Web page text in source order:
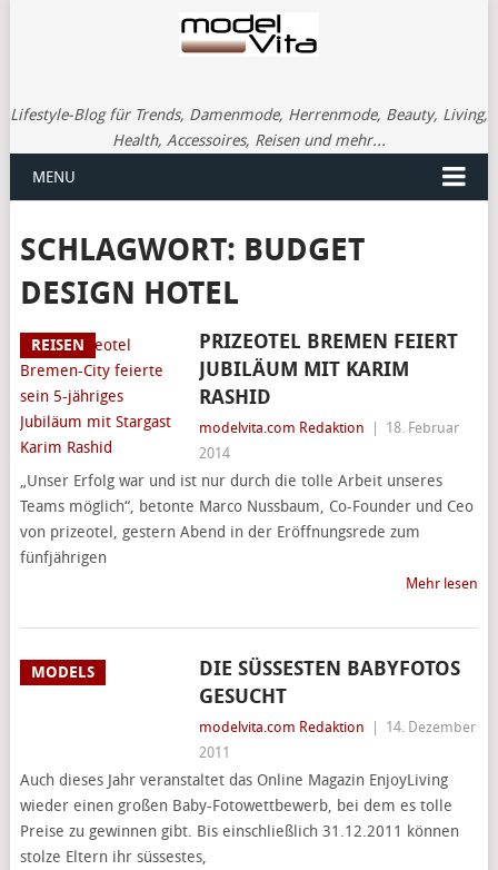
Lifestyle-Blog für Trends, Damenmode, Herrenmode, Beauty, Living,
Health, Accessoires, Reisen und mehr...
MENU
SCHLAGWORT: BUDGET
DESIGN HOTEL
REISEN
PRIZEOTEL BREMEN FEIERT
JUBILÄUM MIT KARIM
RASHID
modelvita.com Redaktion
18. Februar
2014
„Unser Erfolg war und ist nur durch die tolle Arbeit unseres
Teams möglich“, betonte Marco Nussbaum, Co-Founder und Ceo
von prizeotel, gestern Abend in der Eröffnungsrede zum
fünfjährigen
Mehr lesen
MODELS
DIE SÜSSESTEN BABYFOTOS G
ESUCHT
modelvita.com Redaktion
14. Dezember
2011
Auch dieses Jahr veranstaltet das Online Magazin EnjoyLiving
wieder einen großen Baby-Fotowettbewerb, bei dem es tolle
Preise zu gewinnen gibt. Bis einschließlich 31.12.2011 können
stolze Eltern ihr süssestes,